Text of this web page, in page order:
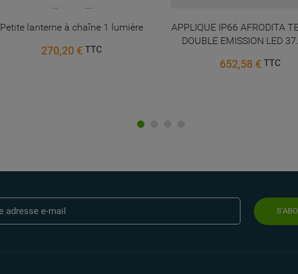
Petite lanterne à chaîne 1 lumière
270,20 € TTC
APPLIQUE IP66 AFRODITA
DOUBLE EMISSION LED
652,58 €TTC